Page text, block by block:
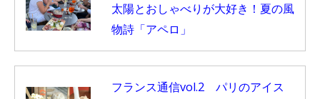
太陽とおしゃべりが大好き！夏の風
物詩「アペロ」
フランス通信vol.2 パリのアイス